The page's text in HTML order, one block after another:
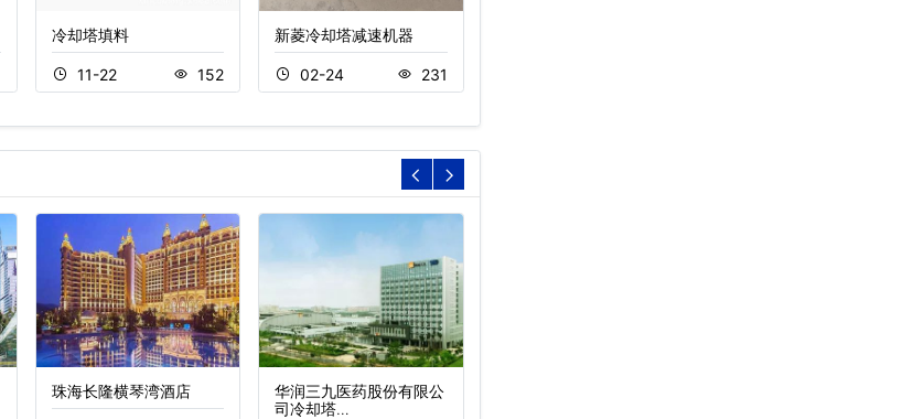
冷却塔填料
11-22 152
新菱冷却塔减速机器
02-24 231
珠海长隆横琴湾酒店
华润三九医药股份有限公
司冷却塔…